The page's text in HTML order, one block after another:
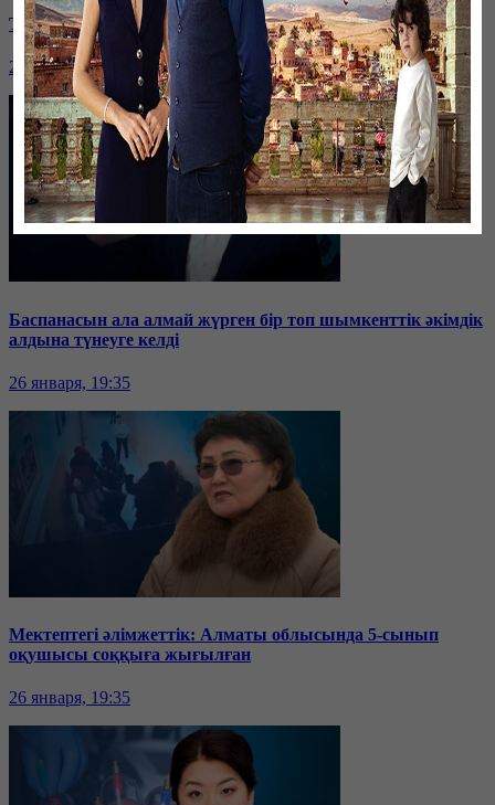
Таразда ТЭЦ қызметкерлері жалақы көтеруді талап етті
26 января, 19:36
Баспанасын ала алмай жүрген бір топ шымкенттік әкімдік
алдына түнеуге келді
26 января, 19:35
Мектептегі әлімжеттік: Алматы облысында 5-сынып
оқушысы соққыға жығылған
26 января, 19:35